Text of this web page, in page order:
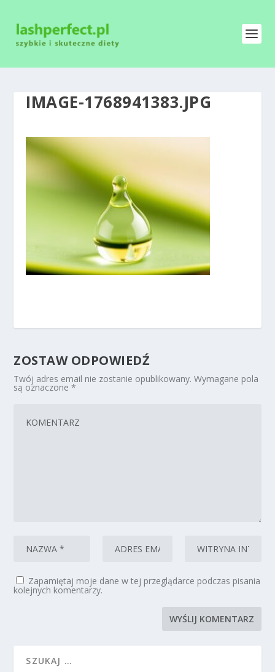
IMAGE-1768941383.JPG
ZOSTAW ODPOWIEDŹ
Twój adres email nie zostanie opublikowany. Wymagane pola
są oznaczone*
Zapamiętaj moje dane w tej przeglądarce podczas pisania
kolejnych komentarzy.